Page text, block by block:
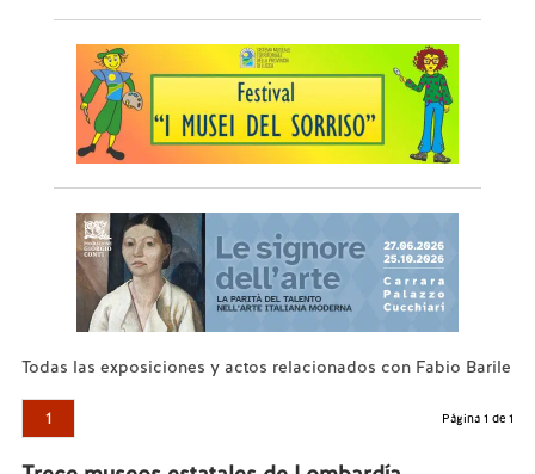
Todas las exposiciones y actos relacionados con Fabio Barile
1 Página 1 de 1